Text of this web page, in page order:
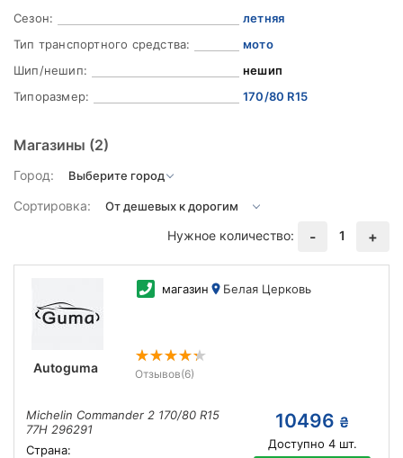
Сезон:
летняя
Тип транспортного средства:
мото
Шип/нешип:
нешип
Типоразмер:
170/80 R15
Магазины (2)
Город:
Сортировка:
Нужное количество:
- 1 +
Autoguma
магазин Белая Церковь
Отзывов(6)
Michelin Commander 2 170/80 R15
77H 296291
Страна:
10496 ₴
Доступно 4шт.